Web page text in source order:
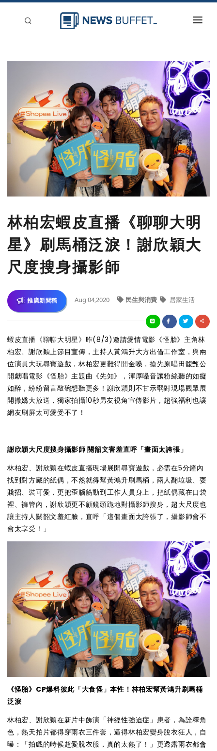
刊登
林柏宏蝦皮直播《聊聊大明
星》刷馬桶泛淚！謝欣穎大
尺度搜身攝影師
推廣新聞稿 Aug 04,2020 民生與消費 居家生活
蝦皮直播《聊聊大明星》昨(8/3)邀請愛情電影《怪胎》主角林
柏宏、謝欣穎上節目宣傳，主持人黃鴻升大方出借工作室，與兩
位演員大玩尋寶遊戲，林柏宏更難得開金嗓，搶先原唱田馥甄公
開獻唱電影《怪胎》主題曲《先知》，渾厚嗓音讓粉絲聽的如癡
如醉，紛紛留言敲碗想聽更多！謝欣穎則不甘示弱對現場觀眾展
開撒嬌大放送，獨家拍攝10秒男友視角宣傳影片，超強福利也讓
網友刷屏太可愛受不了！
謝欣穎大尺度搜身攝影師 關韶文害羞直呼「畫面太誇張」
林柏宏、謝欣穎在蝦皮直播現場展開尋寶遊戲，必需在5分鐘內
找到對方藏的紙偶，不然就得幫黃鴻升刷馬桶，兩人翻垃圾、耍
賤招、裝可愛，更把歪腦筋動到工作人員身上，把紙偶藏在口袋
裡、褲管內，謝欣穎更不顧鏡頭跪地對攝影師搜身，超大尺度也
讓主持人關韶文羞紅臉，直呼「這個畫面太誇張了，攝影師會不
會太享受！」
《怪胎》CP爆料彼此「大食怪」本性！林柏宏幫黃鴻升刷馬桶
泛淚
林柏宏、謝欣穎在新片中飾演「神經性強迫症」患者，為詮釋角
色，熱天拍片都得穿雨衣三件套，逼得林柏宏變身脫衣狂人，自
曝：「拍戲的時候超愛脫衣服，真的太熱了！」更透露雨衣都會